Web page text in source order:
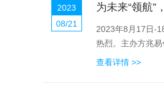
2023
08/21
为未来“领航”
2023年8月17日-18日，“兆易创新杯”研电赛GD32 MCU师资培
热烈。主办方兆易
查看详情 >>